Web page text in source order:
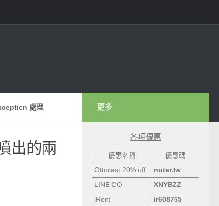
處理
出的兩
更多
各項優惠
優惠名稱
優惠碼
Ottocast 20% off
noter.tw
LINE GO
XNYBZZ
iRent
ir608765